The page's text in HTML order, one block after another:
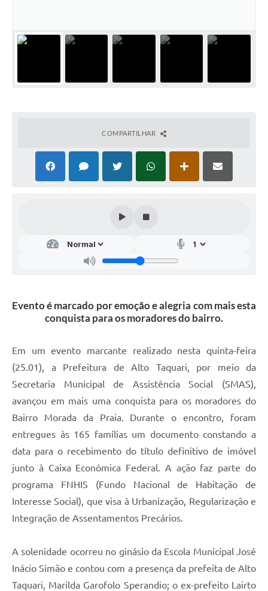
COMPARTILHAR
Evento é marcado por emoção e alegria com mais esta
conquista para os moradores do bairro.
Em um evento marcante realizado nesta quinta-feira
(25.01), a Prefeitura de Alto Taquari, por meio da
Secretaria Municipal de Assistência Social (SMAS),
avançou em mais uma conquista para os moradores do
Bairro Morada da Praia. Durante o encontro, foram
entregues às 165 famílias um documento constando a
data para o recebimento do título definitivo de imóvel
junto à Caixa Econômica Federal. A ação faz parte do
programa FNHIS (Fundo Nacional de Habitação de
Interesse Social), que visa à Urbanização, Regularização e
Integração de Assentamentos Precários.
A solenidade ocorreu no ginásio da Escola Municipal José
Inácio Simão e contou com a presença da prefeita de Alto
Taquari, Marilda Garofolo Sperandio; o ex-prefeito Lairto